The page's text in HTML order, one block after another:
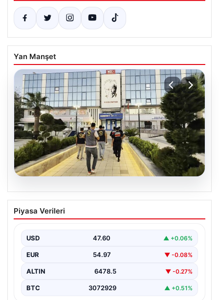
Yan Manşet
05.08.2026
Menderes Belediyesi Soruşturmasında
Firari Başkan Yardımcısı Yakalandı
soruşturma kapsamında, Belediye Başkan Yardımcısı
Rüzgar Sönmez,…
Piyasa Verileri
USD 47.60 ▲ +0.06%
EUR 54.97 ▼ -0.08%
ALTIN 6478.5 ▼ -0.27%
BTC 3072929 ▲ +0.51%